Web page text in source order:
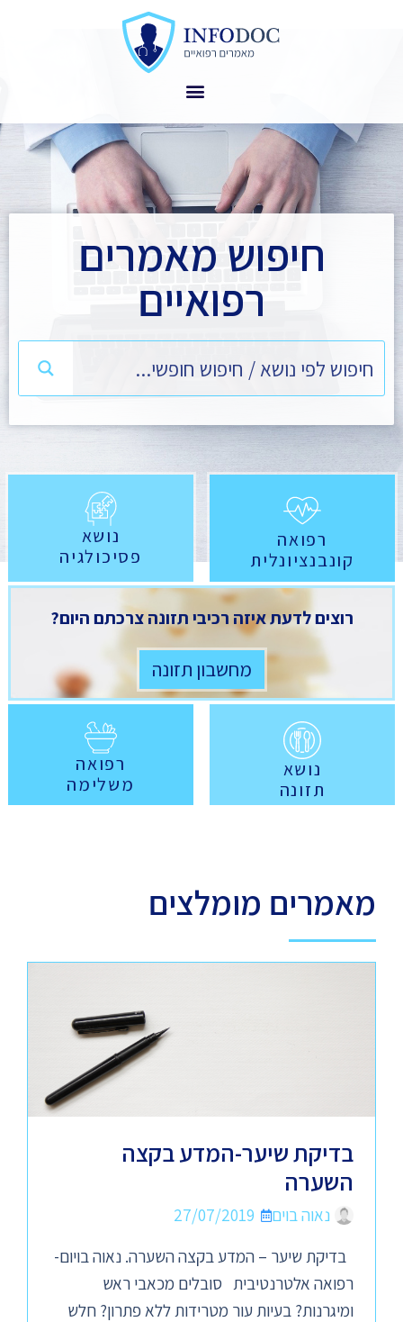
חיפוש מאמרים
רפואיים
רפואה
קונבנציונלית
נושא
פסיכולגיה
רוצים לדעת איזה רכיבי תזונה צרכתם היום?
מחשבון תזונה
נושא
תזונה
רפואה
משלימה
מאמרים מומלצים
בדיקת שיער-המדע בקצה
השערה
נאוה בוים
27/07/2019
בדיקת שיער – המדע בקצה השערה. נאוה בויום-
רפואה אלטרנטיבית סובלים מכאבי ראש
ומיגרנות? בעיות עור מטרידות ללא פתרון? חלש